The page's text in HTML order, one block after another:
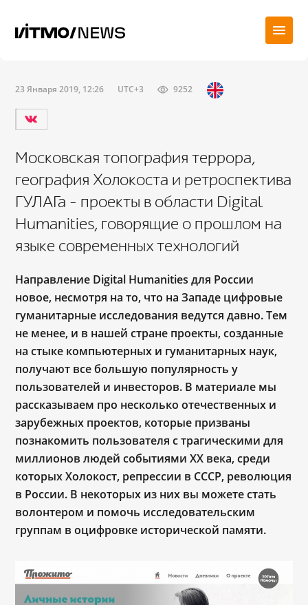
23 Января 2019, 12:26 UTC+3 9252
Московская топография террора,
география Холокоста и ретроспектива
ГУЛАГа – проекты в области Digital
Humanities, говорящие о прошлом на
языке современных технологий
Направление Digital Humanities для России
новое, несмотря на то, что на Западе цифровые
гуманитарные исследования ведутся давно. Тем
не менее, и в нашей стране проекты, созданные
на стыке компьютерных и гуманитарных наук,
получают все большую популярность у
пользователей и инвесторов. В материале мы
рассказываем про несколько отечественных и
зарубежных проектов, которые призваны
познакомить пользователя с трагическими для
миллионов людей событиями XX века, среди
которых Холокост, репрессии в СССР, революция
в России. В некоторых из них вы можете стать
волонтером и помочь исследовательским
группам в оцифровке исторической памяти.